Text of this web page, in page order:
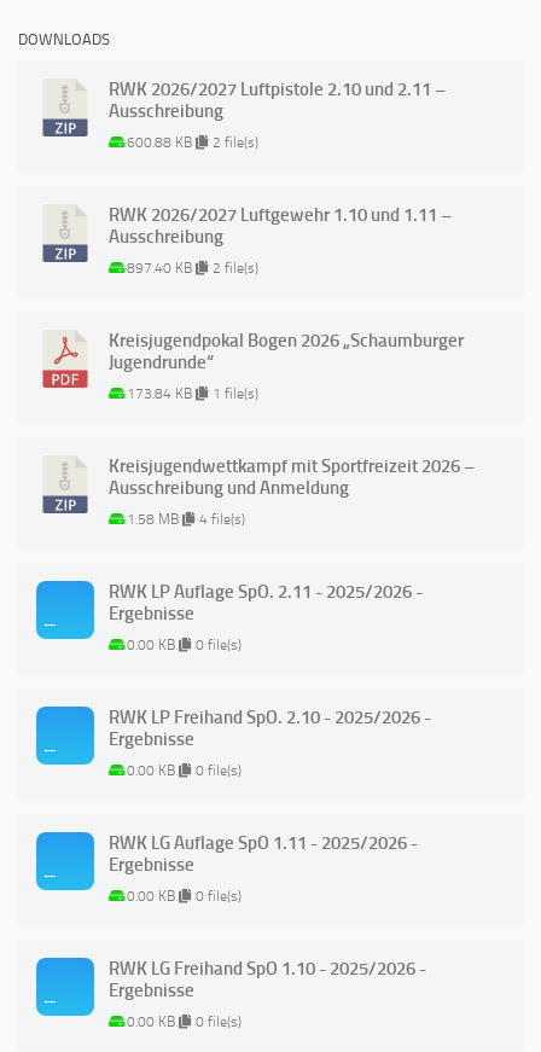
DOWNLOADS
RWK 2026/2027 Luftpistole 2.10 und 2.11 –
Ausschreibung
600.88 KB 2 file(s)
RWK 2026/2027 Luftgewehr 1.10 und 1.11 –
Ausschreibung
897.40 KB 2 file(s)
Kreisjugendpokal Bogen 2026 „Schaumburger
Jugendrunde“
173.84 KB 1 file(s)
Kreisjugendwettkampf mit Sportfreizeit 2026 –
Ausschreibung und Anmeldung
1.58 MB 4 file(s)
RWK LP Auflage SpO. 2.11 - 2025/2026 -
Ergebnisse
0.00 KB 0 file(s)
RWK LP Freihand SpO. 2.10 - 2025/2026 -
Ergebnisse
0.00 KB 0 file(s)
RWK LG Auflage SpO 1.11 - 2025/2026 -
Ergebnisse
0.00 KB 0 file(s)
RWK LG Freihand SpO 1.10 - 2025/2026 -
Ergebnisse
0.00 KB 0 file(s)